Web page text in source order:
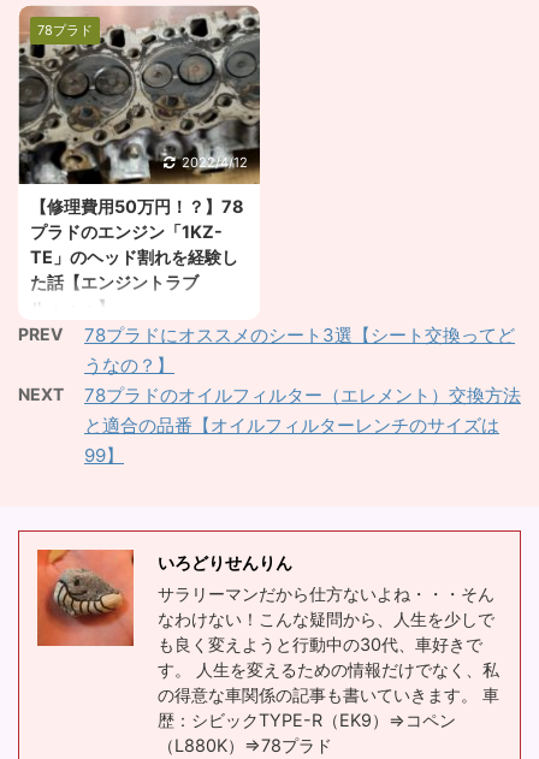
るんですよね・・・ 他は
5年10万km走っても切れ
ないんですが、右のポジ
ションだけ2回切れてい
ます。 今回は、ポジショ
ンランプの交換方法につ
いて解説していきます。
１．78プラドのポジショ
ンラ ...
交換ってどうなの？ こん
な疑問にお答えします。
目次 １．78プラドにオ
ススメのシート3選【や
っぱりRECAROと
BRIDE】 ２．78プラド
に中古シートという選択
肢 78プラドの純正シー
ト、意外と良く出来てい
ます。 一方で、もっと快
適に乗りたい！という私
みたいな人も多いと思い
ます。 なかなか高価で購
入に踏み切ることができ
ず、シート関係の記事は
あまり見かけませんね。
します。 こんな背景です
ので、シートカバーは今
回 ...
１．78プラドのタイヤサ
ドの速度計の誤差範囲を
知る ３．78プラドのタ
していきますので、結論
を見たい方は「コチラ」
をク ...
78プラド
2022/4/12
【修理費用50万円！？】78
プラドのエンジン「1KZ-
TE」のヘッド割れを経験し
た話【エンジントラブ
ル・・・】
78プラドの故障例を知り
たい。 78プラドでなく
とも、1KZ-TEのエンジン
のヘッド割れの状況を知
りたい。 エンジンヘッド
す。 目次 １．78プラド
エンジンヘッド割れの症
状から修理価格まで ２．
78プラドエンジンヘッド
割れの体験談【車がオー
ナーを助ける話】 実際に
私が経験し、リビルト品
PREV
78プラドにオススメのシート3選【シート交換ってど
うなの？】
NEXT
78プラドのオイルフィルター（エレメント）交換方法
と適合の品番【オイルフィルターレンチのサイズは
99】
いろどりせんりん
サラリーマンだから仕方ないよね・・・そん
なわけない！こんな疑問から、人生を少しで
も良く変えようと行動中の30代、車好きで
す。 人生を変えるための情報だけでなく、私
の得意な車関係の記事も書いていきます。 車
歴：シビックTYPE-R（EK9）⇒コペン
（L880K）⇒78プラド